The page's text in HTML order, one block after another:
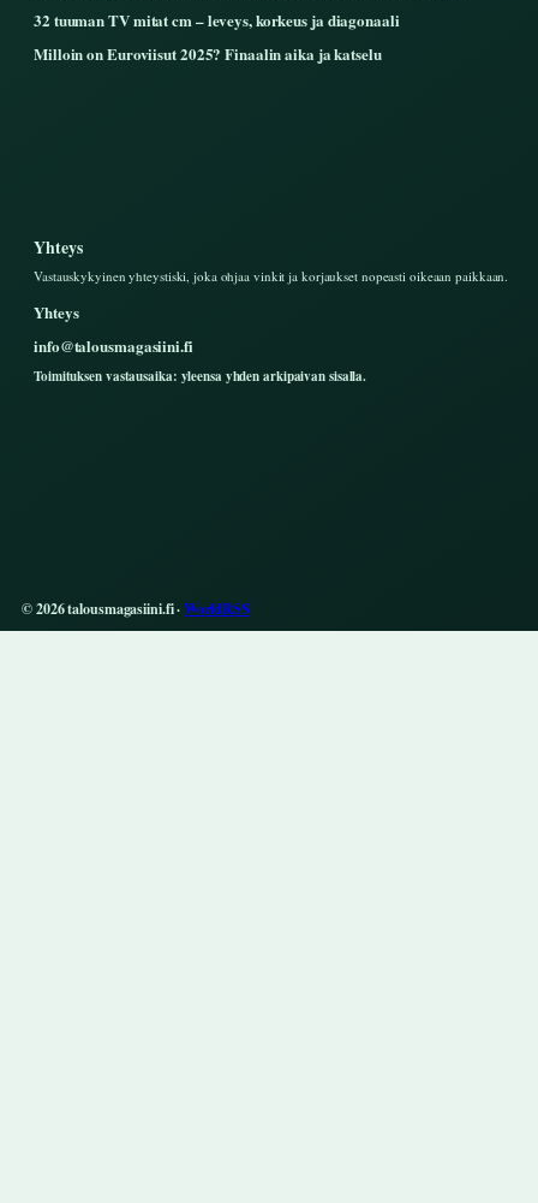
32 tuuman TV mitat cm – leveys, korkeus ja diagonaali
Milloin on Euroviisut 2025? Finaalin aika ja katselu
Yhteys
Vastauskykyinen yhteystiski, joka ohjaa vinkit ja korjaukset nopeasti oikeaan paikkaan.
Yhteys
info@talousmagasiini.fi
Toimituksen vastausaika: yleensa yhden arkipaivan sisalla.
© 2026 talousmagasiini.fi ·WorldRSS